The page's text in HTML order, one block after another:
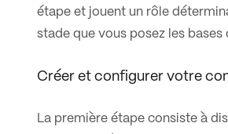
étape et jouent un rôle
stade que vous posez les
Créer et configurer votre
La première étape consiste à